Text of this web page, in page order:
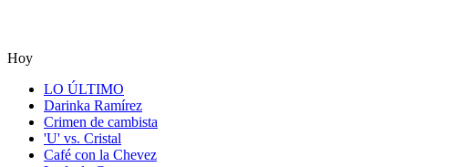
Hoy
LO ÚLTIMO
Darinka Ramírez
Crimen de cambista
'U' vs. Cristal
Café con la Chevez